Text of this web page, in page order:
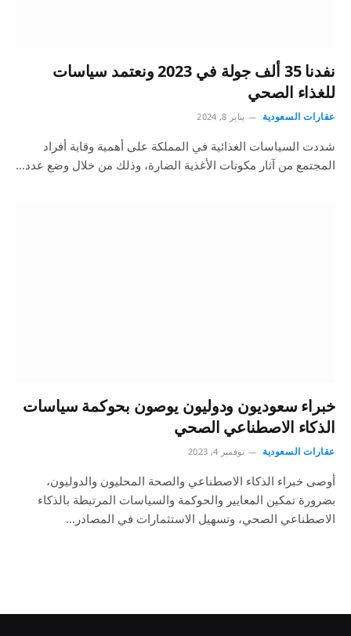
نفدنا 35 ألف جولة في 2023 ونعتمد سياسات
للغذاء الصحي
عقارات السعودية يناير 8, 2024
شددت السياسات الغذائية في المملكة على أهمية وقاية أفراد
المجتمع من آثار مكونات الأغذية الضارة، وذلك من خلال وضع عدد…
خبراء سعوديون ودوليون يوصون بحوكمة سياسات
الذكاء الاصطناعي الصحي
عقارات السعودية نوفمبر 4, 2023
أوصى خبراء الذكاء الاصطناعي والصحة المحليون والدوليون،
بضرورة تمكين المعايير والحوكمة والسياسات المرتبطة بالذكاء
الاصطناعي الصحي، وتسهيل الاستثمارات في المصادر…